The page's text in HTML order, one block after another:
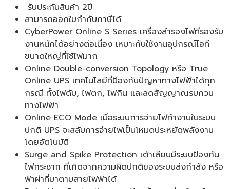
รับประกันสินค้า 2ปี
สามารถออกใบกำกับภาษีได้
CyberPower Online S Series เครื่องสำรองไฟที่รองรับ
งานหนักได้อย่างต่อเนื่อง เหมาะกับใช้งานอุปกรณ์ไอที
ขนาดใหญ่ที่ใช้ไฟมาก
Online Double-conversion Topology หรือ True
Online UPS เทคโนโลยีที่ป้องกันปัญหาทางไฟฟ้าได้ทุก
กรณี ทั้งไฟดับ, ไฟตก, ไฟกิน และลดสัญญาณรบกวน
ทางไฟฟ้า
Online ECO Mode เมื่อระบบการจ่ายไฟทำงานในระบบ
ปกติ UPS จะสลับการจ่ายไฟเป็นโหมดประหยัดพลังงาน
โดยอัตโนมัติ
Surge and Spike Protection เต้าเสียบมีระบบป้องกัน
ไฟกระชาก ที่เกิดจากความผิดปกติของระบบส่งกำลัง หรือ
ฟ้าผ่าที่มาตามสายไฟฟ้าได้